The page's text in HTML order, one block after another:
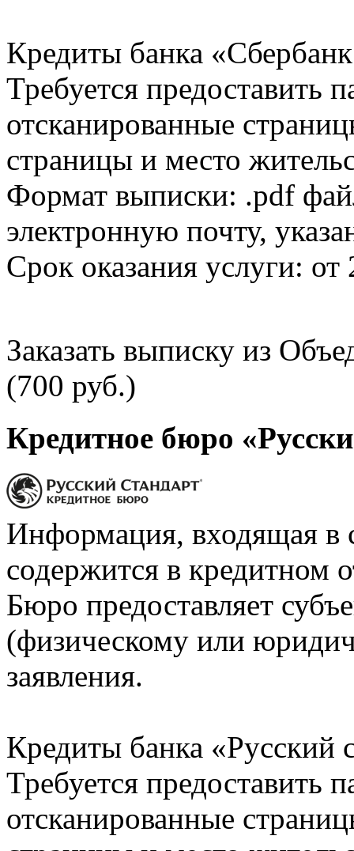
Кредиты банка
Требуется предоставить
отсканированные
страницы и место
Формат выписки: .pdf
электронную почту,
Срок оказания услуги: от
Заказать выписку из
(700 руб.)
Кредитное бюро
Информация, входящая в
содержится в кредитном
Бюро предоставляет
(физическому или
заявления.
Кредиты банка «Русский
Требуется предоставить
отсканированные